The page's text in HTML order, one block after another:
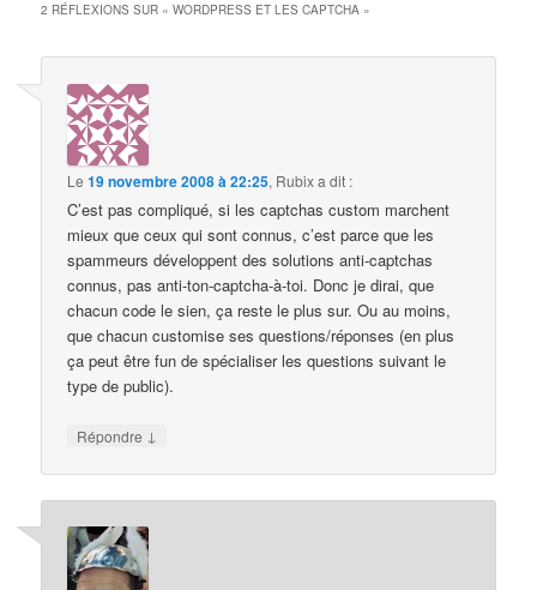
2 RÉFLEXIONS SUR «WORDPRESS ET LES CAPTCHA »
Le19 novembre 2008 à 22:25, Rubixa dit :
C’est pas compliqué, si les captchas custom marchent
mieux que ceux qui sont connus, c’est parce que les
spammeurs développent des solutions anti-captchas
connus, pas anti-ton-captcha-à-toi. Donc je dirai, que
chacun code le sien, ça reste le plus sur. Ou au moins,
que chacun customise ses questions/réponses (en plus
ça peut être fun de spécialiser les questions suivant le
type de public).
Répondre ↓